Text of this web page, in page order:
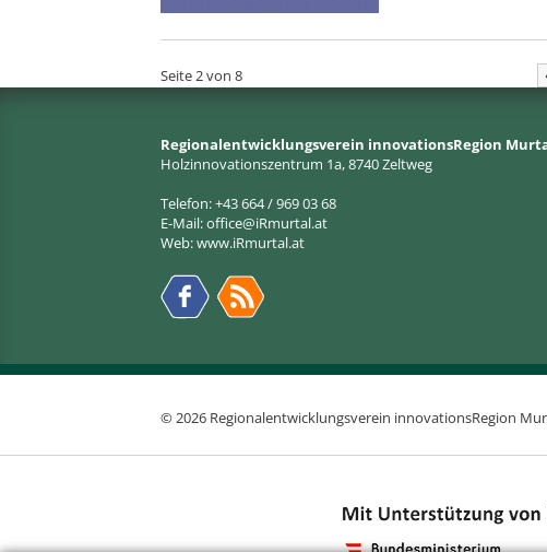
Seite 2 von 8
Regionalentwicklungsverein innovationsRegion
Holzinnovationszentrum 1a, 8740 Zeltweg
Telefon: +43 664 / 969 03 68
E-Mail:office@iRmurtal.at
Web:www.iRmurtal.at
© 2026 Regionalentwicklungsverein innovationsRegion